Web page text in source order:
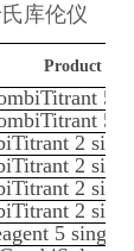
库伦仪
Product
5
5
2
2
2
2
5 single